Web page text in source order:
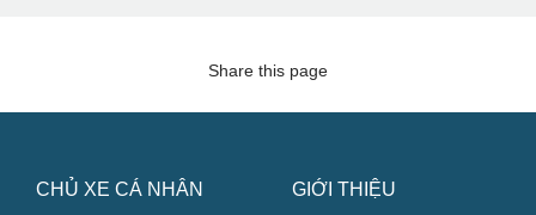
Share this page
CHỦ XE CÁ NHÂN GIỚI THIỆU